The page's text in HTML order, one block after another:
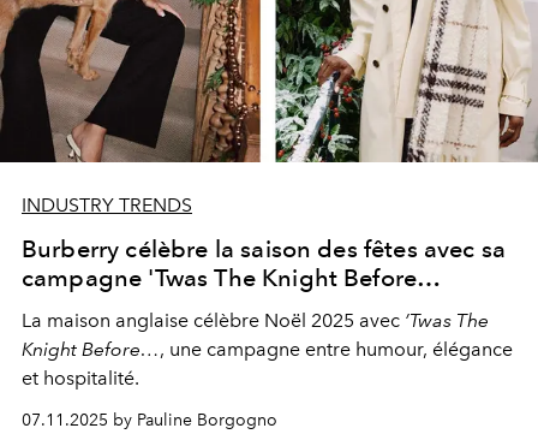
INDUSTRY TRENDS
Burberry célèbre la saison des fêtes avec sa
campagne 'Twas The Knight Before…
La maison anglaise célèbre Noël 2025 avec ’Twas The
Knight Before…, une campagne entre humour, élégance
et hospitalité.
07.11.2025 by Pauline Borgogno